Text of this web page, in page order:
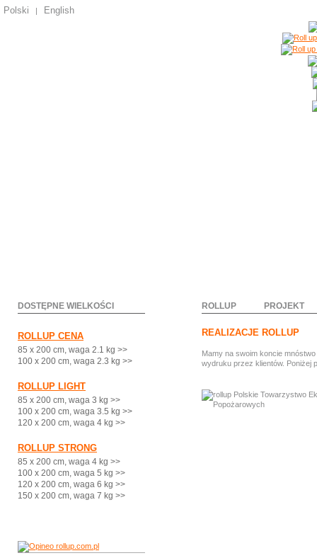
Polski | English
DOSTĘPNE WIELKOŚCI
ROLLUP CENA
85 x 200 cm, waga 2.1 kg >>
100 x 200 cm, waga 2.3 kg >>
ROLLUP LIGHT
85 x 200 cm, waga 3 kg >>
100 x 200 cm, waga 3.5 kg >>
120 x 200 cm, waga 4 kg >>
ROLLUP STRONG
85 x 200 cm, waga 4 kg >>
100 x 200 cm, waga 5 kg >>
120 x 200 cm, waga 6 kg >>
150 x 200 cm, waga 7 kg >>
ROLLUP PROJEKT
REALIZACJE ROLLUP
Mamy na swoim koncie
wydruku przez klientów. Poniżej